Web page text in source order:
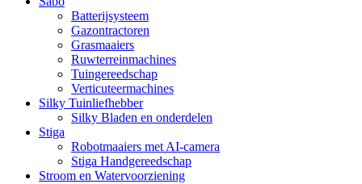
Batterijsysteem
Gazontractoren
Grasmaaiers
Ruwterreinmachines
Tuingereedschap
Verticuteermachines
Silky Tuinliefhebber
Silky Bladen en onderdelen
Stiga
Robotmaaiers met AI-camera
Stiga Handgereedschap
Stroom en Watervoorziening